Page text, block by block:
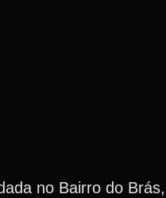
no Bairro do